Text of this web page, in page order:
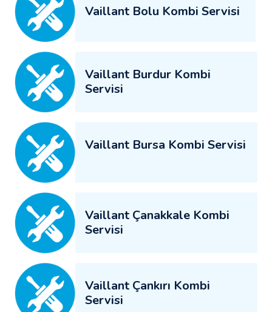
Vaillant Bolu Kombi Servisi
Vaillant Burdur Kombi
Servisi
Vaillant Bursa Kombi Servisi
Vaillant Çanakkale Kombi
Servisi
Vaillant Çankırı Kombi
Servisi